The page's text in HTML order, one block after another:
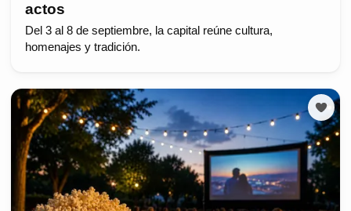
actos
Del 3 al 8 de septiembre, la capital reúne cultura,
homenajes y tradición.